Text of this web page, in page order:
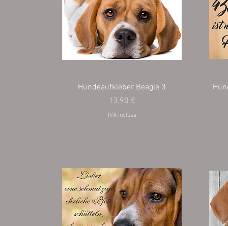
Hundeaufkleber Beagle 3
Prezzo
13,90 €
IVA inclusa